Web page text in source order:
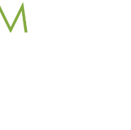
danych osobowych,
wniesienia
oraz prawo do
cofnięciem. W tym celu
Mouton Interactive pod